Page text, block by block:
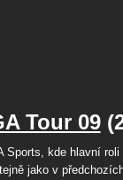
Tour 09
Sports, kde hlavní roli
jako v